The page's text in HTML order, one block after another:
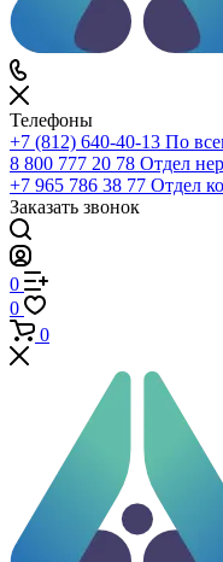
0
Сравнение
0
Избранное
+7 (812) 640-40-13
По
8 800 777 20 78
Отдел
+7 965 786 38 77
Отдел
Заказать звонок
0